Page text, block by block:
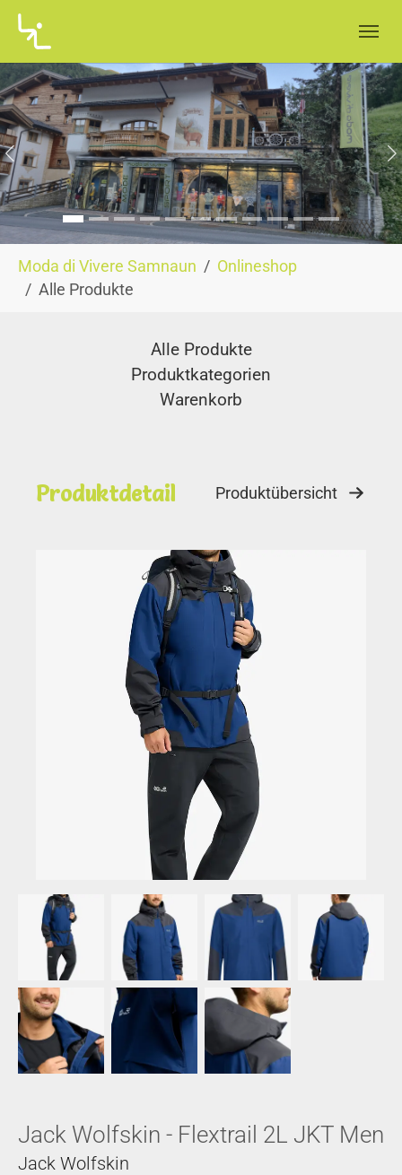
Skip to main navigation
Skip to main content
Skip to page footer
Zurück
Moda di Vivere Samnaun
Onlineshop
Alle Produkte
Alle Produkte
Produktkategorien
Warenkorb
Produktdetail Produktübersicht
Jack Wolfskin - Flextrail 2L JKT Men
Jack Wolfskin